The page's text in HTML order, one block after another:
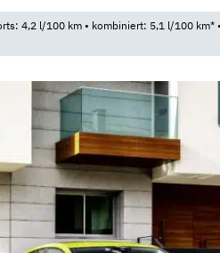
4,2 l/100 km • kombiniert: 5,1 l/100 km*